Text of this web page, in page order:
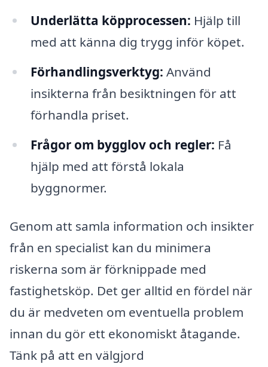
Underlätta köpprocessen: Hjälp till
med att känna dig trygg inför köpet.
Förhandlingsverktyg: Använd
insikterna från besiktningen för att
förhandla priset.
Frågor om bygglov och regler: Få
hjälp med att förstå lokala
byggnormer.
Genom att samla information och insikter
från en specialist kan du minimera
riskerna som är förknippade med
fastighetsköp. Det ger alltid en fördel när
du är medveten om eventuella problem
innan du gör ett ekonomiskt åtagande.
Tänk på att en välgjord